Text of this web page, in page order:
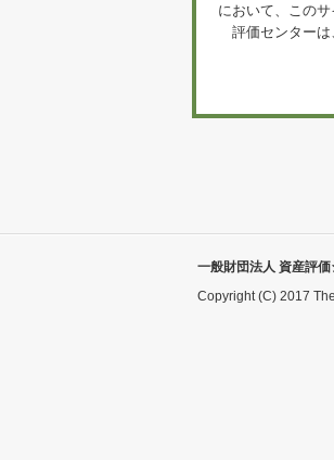
において、このサ
評価センターは
一般財団法人 資産評
Copyright (C) 2017